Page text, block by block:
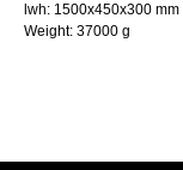
lwh: 1500x450x300 mm
Weight: 37000 g